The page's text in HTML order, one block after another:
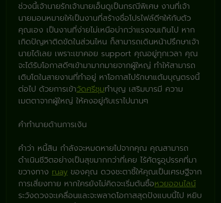
ช่วงนี้เจ้านายรักเจ้านายเอ็นดูเป็นกรณีพิเศษ งานที่เจ้า
นายมอบหมายให้เป็นงานที่สร้างชื่อโปรไฟล์ดีๆให้กับตัว
คุณเอง เป็นงานที่ง่ายไม่เหนือบ่ากว่าแรงจนเกินไป หาก
เกิดปัญหาติดขัดในส่วนไหน ก็สามารถเดินหน้าปรึกษาเจ้า
นายได้เลย เพราะเขาคอย support คุณอยู่ทุกเวลา คุณ
จะได้รับโอกาสดีๆเข้ามามากมายจากผู้ใหญ่ ทำให้สามารถ
เติบโตในสายงานที่ทำอยู่ หาโอกาสไปรักษาแต้มบุญตรงนี้
ต่อไป ด้วยการเข้าวัดศรีชุมทำบุญ เสริมบารมี ความ
เมตตาจากผู้ใหญ่ ให้คงอยู่กับเราไปนานๆ
คำทำนายด้านการเงิน
คำว่า หนี้สิน กำลังจะหมดหายไปจากคุณ คุณสามารถ
ดำเนินชีวิตอย่างเป็นสุขมากกว่าที่เคย ไร้ศัตรูอุปรรคที่มา
ขวางทาง ruay ของคุณ ดวงชะตาชี้ให้คุณเป็นเศรษฐีจาก
การเสี่ยงทาย หากใครยังไม่คิดจะเริ่มต้นซื้อหวยออนไลน์
ระวังดวงจะเคลื่อนและจะพลาดโอกาสสุดปังแบบนี้ไป หยิบ